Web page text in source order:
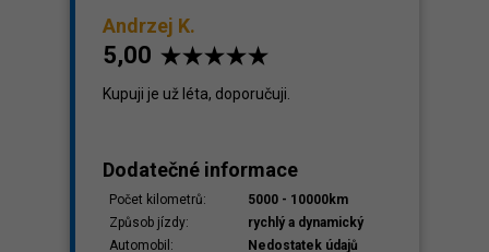
Andrzej K.
5,00
Kupuji je už léta, doporučuji.
Dodatečné informace
Počet kilometrů:
5000 - 10000km
Způsob jízdy:
rychlý a dynamický
Automobil:
Nedostatek údajů